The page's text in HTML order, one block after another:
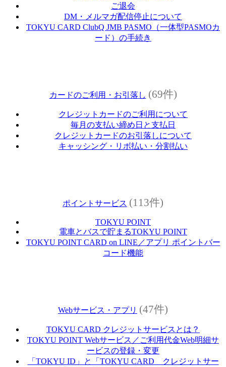
ご退会
DM・メルマガ配信停止について
TOKYU CARD ClubQ JMB PASMO（一体型PASMOカ
ード）の手続き
カードのご利用・お引落し (69件)
クレジットカードのご利用について
毎月の支払い締め日と支払日
クレジットカードのお引落しについて
キャッシング・リボ払い・分割払い
ポイントサービス (113件)
TOKYU POINT
電車とバスで貯まるTOKYU POINT
TOKYU POINT CARD on LINE／アプリ ポイントバー
コード機能
Webサービス・アプリ (47件)
TOKYU CARD クレジットサービスとは？
TOKYU POINT Webサービス／ご利用代金Web明細サ
ービスの登録・変更
「TOKYU ID」と「TOKYU CARD クレジットサー